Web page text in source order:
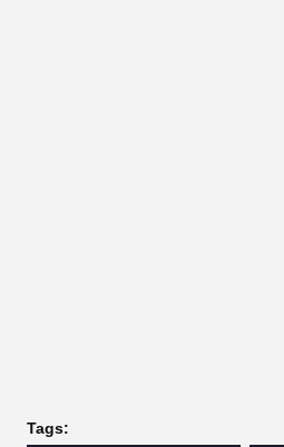
Tags: